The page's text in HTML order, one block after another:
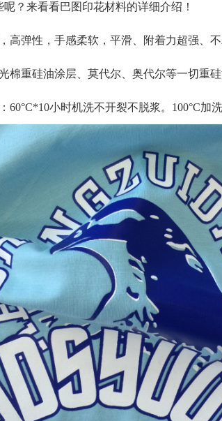
呢？来看看巴图印花材料的详细介绍！
高弹性，手感柔软，平滑、附着力超强、不
棉重硅油涂层、莫代尔、奥代尔等一切重硅
60°C*10小时机洗不开裂不脱浆。100°C加